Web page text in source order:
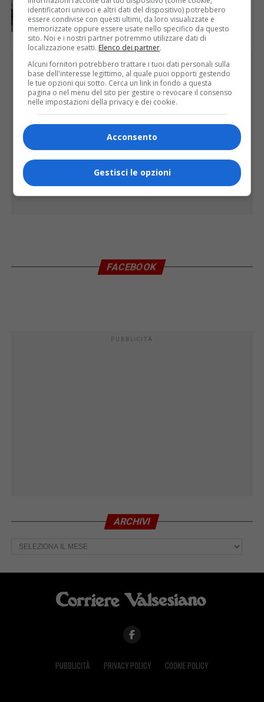
Festa Walser delle genti valsesiane quinta edizione
FACEBOOK
PUBBLICITÀ
ARCHIVI
Archivi
PUBBLICITÀ PRIVACY POLICY COOKIE POLICY
identificatori univoci e altri dati del dispositivo) potrebbero
essere condivise con questi ultimi, da loro visualizzate e
memorizzate oppure essere usate nello specifico da questo
sito. Noi e i nostri partner potremmo utilizzare dati di
localizzazione esatti. Elenco dei partner.
Alcuni fornitori potrebbero trattare i tuoi dati personali sulla
base dell'interesse legittimo, al quale puoi opporti gestendo
le tue opzioni qui sotto. Cerca un link in fondo a questa
pagina o nel menu del sito per gestire o revocare il consenso
nelle impostazioni della privacy e dei cookie.
Acconsento
Gestisci le opzioni